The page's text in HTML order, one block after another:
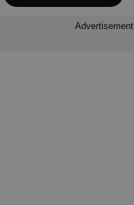
Advertisement